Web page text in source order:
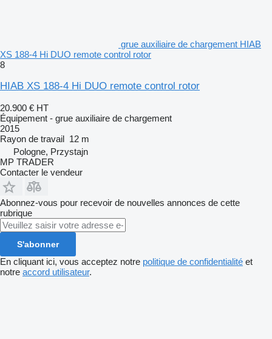
grue auxiliaire de chargement HIAB
XS 188-4 Hi DUO remote control rotor
8
HIAB XS 188-4 Hi DUO remote control rotor
20.900 € HT
Équipement - grue auxiliaire de chargement
2015
Rayon de travail 12 m
Pologne, Przystajn
MP TRADER
Contacter le vendeur
Abonnez-vous pour recevoir de nouvelles annonces de cette
rubrique
S'abonner
En cliquant ici, vous acceptez notre politique de confidentialité et
notre accord utilisateur.